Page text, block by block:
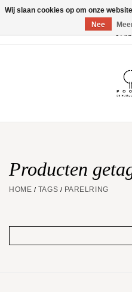
0
Huwelijk
Aanbiedingen
Producten
HOME / TAGS / PARELRING
Wij slaan cookies op om onze
Nee